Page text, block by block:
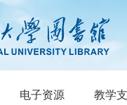
电子资源 教学